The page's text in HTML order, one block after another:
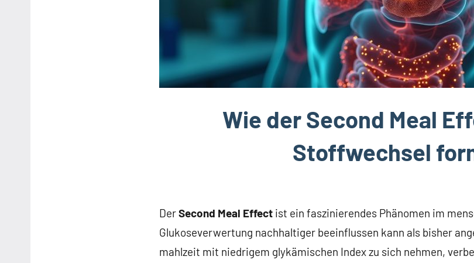
Wie der Second Meal
Stoffwechsel
DerSecond Meal Effect ist ein faszinierendes Phänomen im
Glukoseverwertung nachhaltiger beeinflussen kann als bisher
mahlzeit mit niedrigem glykämischen Index zu sich nehmen,